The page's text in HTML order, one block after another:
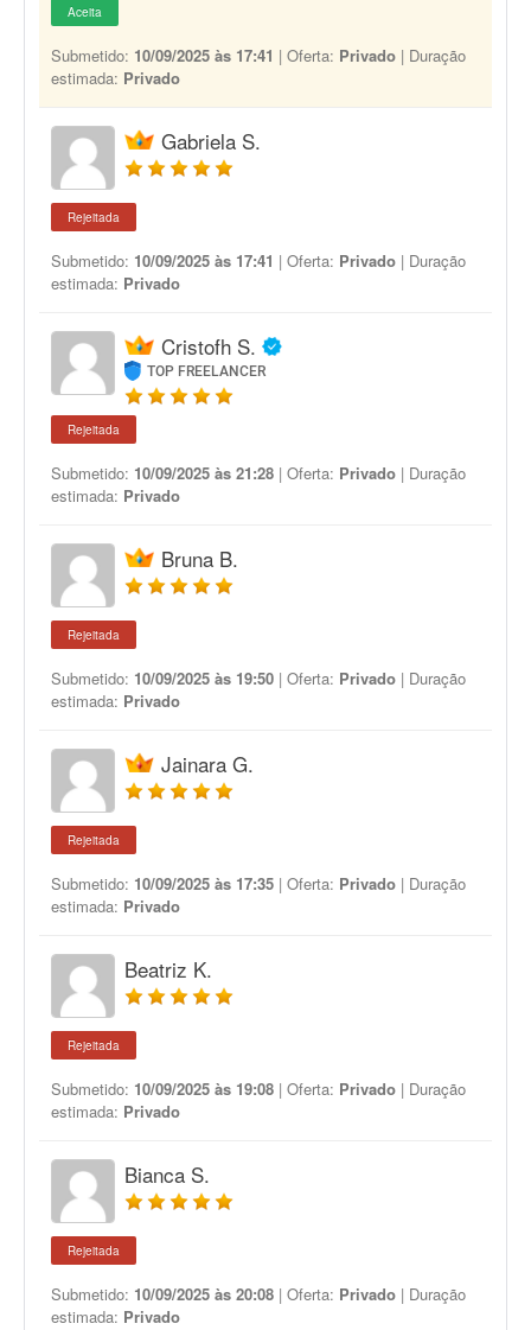
Aceita
Submetido: 10/09/2025 às 17:41 | Oferta: Privado | Duração
estimada: Privado
Gabriela S.
Rejeitada
Submetido: 10/09/2025 às 17:41 | Oferta: Privado | Duração
estimada: Privado
Cristofh S.
TOP FREELANCER
Rejeitada
Submetido: 10/09/2025 às 21:28 | Oferta: Privado | Duração
estimada: Privado
Bruna B.
Rejeitada
Submetido: 10/09/2025 às 19:50 | Oferta: Privado | Duração
estimada: Privado
Jainara G.
Rejeitada
Submetido: 10/09/2025 às 17:35 | Oferta: Privado | Duração
estimada: Privado
Beatriz K.
Rejeitada
Submetido: 10/09/2025 às 19:08 | Oferta: Privado | Duração
estimada: Privado
Bianca S.
Rejeitada
Submetido: 10/09/2025 às 20:08 | Oferta: Privado | Duração
estimada: Privado